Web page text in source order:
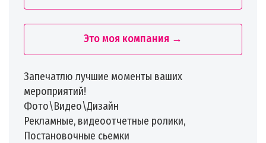
Это моя компания →
Запечатлю лучшие моменты ваших
мероприятий!
Фото\Видео\Дизайн
Рекламные, видеоотчетные ролики,
Постановочные сьемки